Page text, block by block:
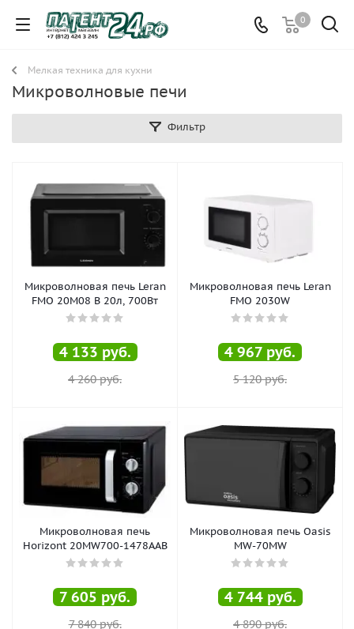
0
Мелкая техника для кухни
Микроволновые печи
Фильтр
Микроволновая печь Leran
FMO 20M08 B 20л, 700Вт
4 133 руб.
4 260руб.
Микроволновая печь Leran
FMO 2030W
4 967 руб.
5 120руб.
Микроволновая печь
Horizont 20MW700-1478AAB
7 605 руб.
7 840руб.
Микроволновая печь Oasis
MW-70MW
4 744руб.
4 890руб.